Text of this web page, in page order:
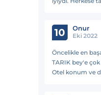
10 Onur
Eki 2022
Öncelikle en
TARIK bey'e
Otel konum ve